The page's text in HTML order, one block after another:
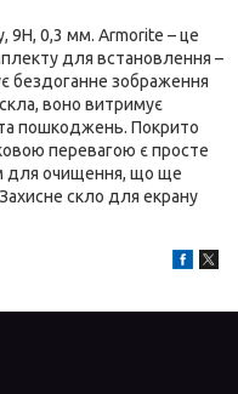
9H, 0,3 мм. Armorite – це
для встановлення –
бездоганне зображення
скла, воно витримує
пошкоджень. Покрито
перевагою є просте
для очищення, що ще
скло для екрану